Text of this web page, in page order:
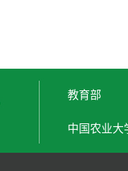
教育部
中国农业大